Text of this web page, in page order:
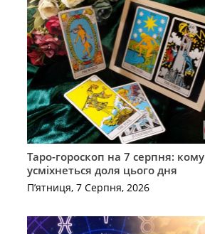
Таро-гороскоп на 7 серпня: кому
усміхнеться доля цього дня
П’ятниця, 7 Серпня, 2026